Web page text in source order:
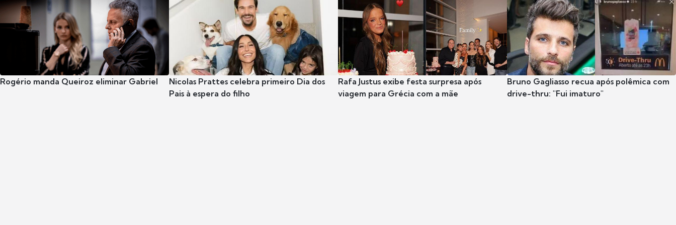
Rogério manda Queiroz eliminar Gabriel
Nicolas Prattes celebra primeiro Dia dos
Pais à espera do filho
Rafa Justus exibe festa surpresa após
viagem para Grécia com a mãe
Bruno Gagliasso recua após polêmica com
drive-thru: "Fui imaturo"